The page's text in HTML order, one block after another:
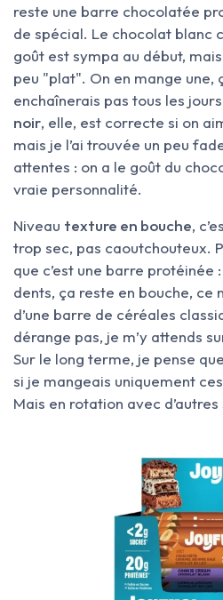
reste une barre chocolatée
de spécial. Le chocolat blanc
goût est sympa au début,
peu "plat". On en mange une,
enchaînerais pas tous les
noir, elle, est correcte si on
mais je l’ai trouvée un peu
attentes : on a le goût du
vraie personnalité.
Niveau texture en bouche,
trop sec, pas caoutchouteux.
que c’est une barre protéinée
dents, ça reste en bouche, ce
d’une barre de céréales
dérange pas, je m’y attends
Sur le long terme, je pense
si je mangeais uniquement
Mais en rotation avec